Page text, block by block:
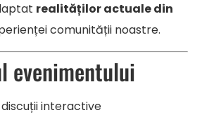
realităților actuale din
comunității noastre.
interactive